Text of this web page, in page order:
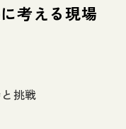
考える現場
挑戦